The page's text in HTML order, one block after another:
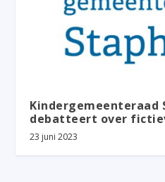
Kindergemeenteraad
debatteert over
23 juni 2023